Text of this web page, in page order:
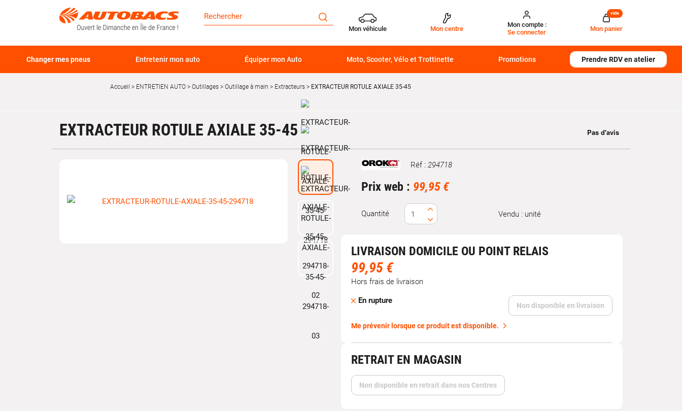
Mon véhicule Mon centre
Mon compte :
Se connecter
Mon panier
vide
Changer mes pneus Entretenir mon auto Équiper mon Auto Moto, Scooter, Vélo et Trottinette Promotions Prendre RDV en atelier
Accueil ENTRETIEN AUTO Outillages Outillage à main Extracteurs EXTRACTEUR ROTULE AXIALE 35-45
EXTRACTEUR ROTULE AXIALE 35-45
Marque Réf : 294718
Prix web : 99,95 €
Quantité Vendu : unité
LIVRAISON DOMICILE OU POINT RELAIS
99,95 €
Hors frais de livraison
En rupture
Non disponible en livraison
Me prévenir lorsque ce produit est disponible.
RETRAIT EN MAGASIN
Non disponible en retrait dans nos Centres